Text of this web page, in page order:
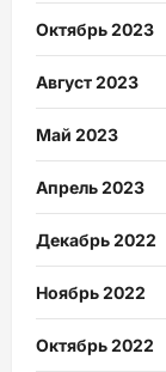
Октябрь 2023
Август 2023
Май 2023
Апрель 2023
Декабрь 2022
Ноябрь 2022
Октябрь 2022